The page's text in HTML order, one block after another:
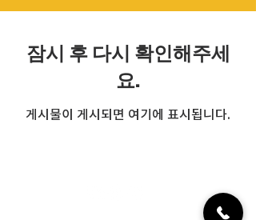
잠시 후 다시 확인해주세
요.
게시물이 게시되면 여기에 표시됩니다.